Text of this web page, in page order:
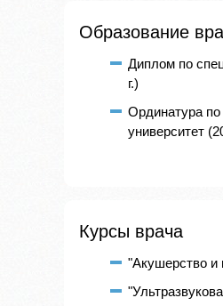
Образование
Диплом по
г.)
Ординатура по
университет
Курсы врача
"Акушерство и